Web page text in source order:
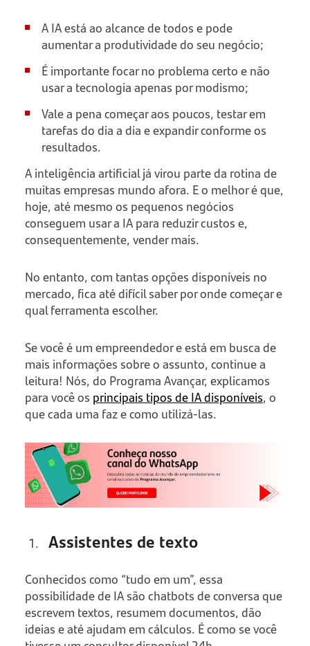
A IA está ao alcance de todos e pode
aumentar a produtividade do seu negócio;
É importante focar no problema certo e não
usar a tecnologia apenas por modismo;
Vale a pena começar aos poucos, testar em
tarefas do dia a dia e expandir conforme os
resultados.
A inteligência artificial já virou parte da rotina de
muitas empresas mundo afora. E o melhor é que,
hoje, até mesmo os pequenos negócios
conseguem usar a IA para reduzir custos e,
consequentemente, vender mais.
No entanto, com tantas opções disponíveis no
mercado, fica até difícil saber por onde começar e
qual ferramenta escolher.
Se você é um empreendedor e está em busca de
mais informações sobre o assunto, continue a
leitura! Nós, do Programa Avançar, explicamos
para você os principais tipos de IA disponíveis, o
que cada uma faz e como utilizá-las.
Assistentes de texto
Conhecidos como “tudo em um”, essa
possibilidade de IA são chatbots de conversa que
escrevem textos, resumem documentos, dão
ideias e até ajudam em cálculos. É como se você